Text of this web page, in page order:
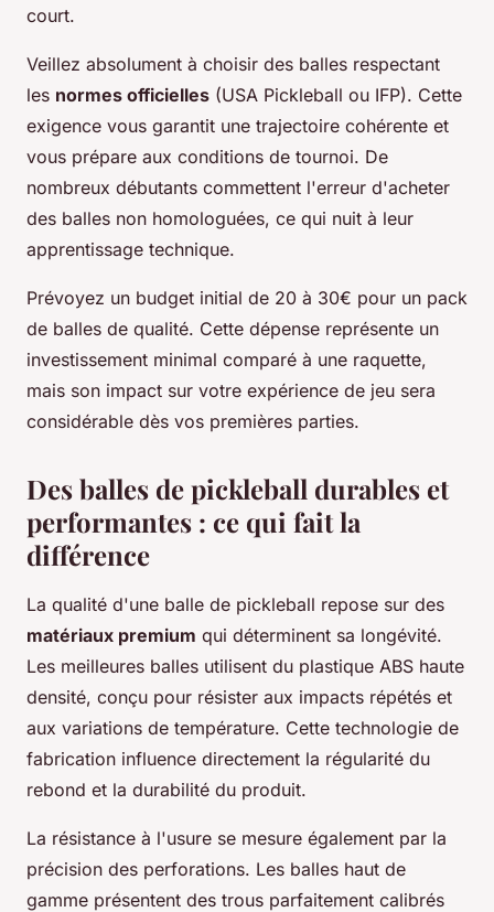
court.
Veillez absolument à choisir des balles respectant
les normes officielles (USA Pickleball ou IFP). Cette
exigence vous garantit une trajectoire cohérente et
vous prépare aux conditions de tournoi. De
nombreux débutants commettent l'erreur d'acheter
des balles non homologuées, ce qui nuit à leur
apprentissage technique.
Prévoyez un budget initial de 20 à 30€ pour un pack
de balles de qualité. Cette dépense représente un
investissement minimal comparé à une raquette,
mais son impact sur votre expérience de jeu sera
considérable dès vos premières parties.
Des balles de pickleball durables et
performantes : ce qui fait la
différence
La qualité d'une balle de pickleball repose sur des
matériaux premium qui déterminent sa longévité.
Les meilleures balles utilisent du plastique ABS haute
densité, conçu pour résister aux impacts répétés et
aux variations de température. Cette technologie de
fabrication influence directement la régularité du
rebond et la durabilité du produit.
La résistance à l'usure se mesure également par la
précision des perforations. Les balles haut de
gamme présentent des trous parfaitement calibrés